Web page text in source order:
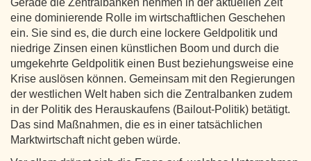
eine dominierende Rolle im wirtschaftlichen Geschehen
ein. Sie sind es, die durch eine lockere Geldpolitik und
niedrige Zinsen einen künstlichen Boom und durch die
umgekehrte Geldpolitik einen Bust beziehungsweise eine
Krise auslösen können. Gemeinsam mit den Regierungen
der westlichen Welt haben sich die Zentralbanken zudem
in der Politik des Herauskaufens (Bailout-Politik) betätigt.
Das sind Maßnahmen, die es in einer tatsächlichen
Marktwirtschaft nicht geben würde.